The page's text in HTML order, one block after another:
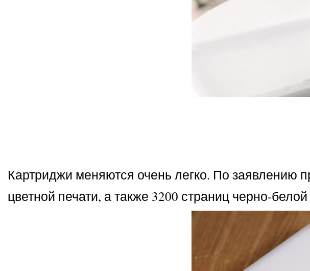
Картриджи меняются очень легко. По заявлению
цветной печати, а также 3200 страниц черно-белой